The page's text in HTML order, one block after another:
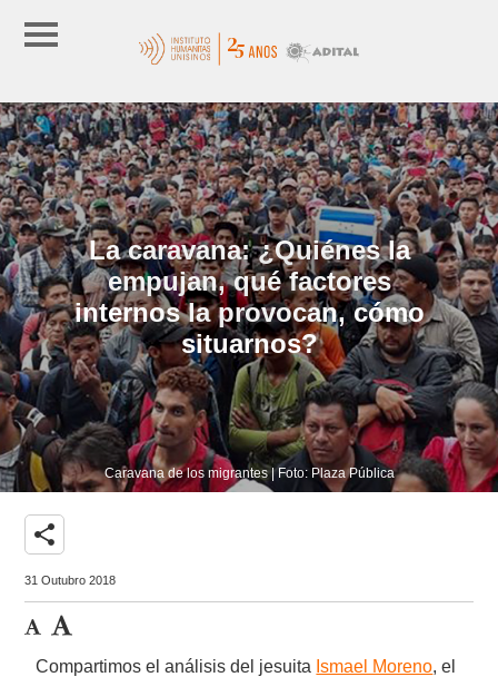
La caravana: ¿Quiénes la
empujan, qué factores
internos la provocan, cómo
situarnos?
Caravana de los migrantes | Foto: Plaza Pública
share
31 Outubro 2018
Compartimos el análisis del jesuita Ismael Moreno, el